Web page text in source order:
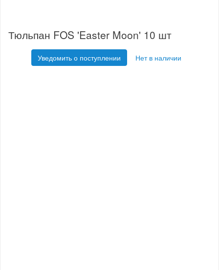
Тюльпан FOS 'Easter Moon' 10 шт
Уведомить о поступлении Нет в наличии